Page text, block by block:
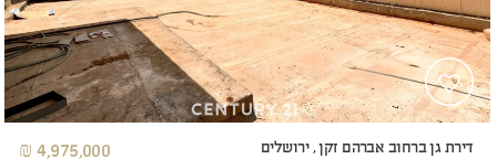
דירת גן ברחוב אברהם זקן , ירושלים 4,975,000 ₪